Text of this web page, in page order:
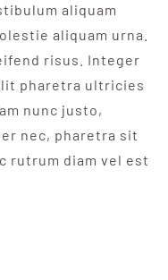
aliquam
aliquam urna.
risus. Integer
pharetra ultricies
nunc justo,
nec, pharetra sit
rutrum diam vel est